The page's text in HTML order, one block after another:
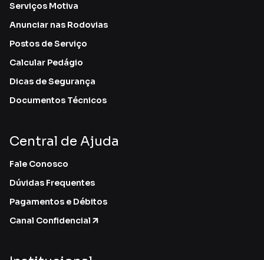
Serviços Motiva
Anunciar nas Rodovias
Postos de Serviço
Calcular Pedágio
Dicas de Segurança
Documentos Técnicos
Central de Ajuda
Fale Conosco
Dúvidas Frequentes
Pagamentos e Débitos
Canal Confidencial